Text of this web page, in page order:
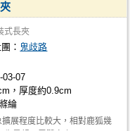
式長夾
： 鬼歧路
03-07
，厚度約0.9cm
綸
展程度比較大，相對鹿狐幾